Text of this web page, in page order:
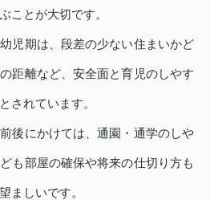
ことが大切です。
児期は、段差の少ない住まいかど
距離など、安全面と育児のしやす
されています。
後にかけては、通園・通学のしや
も部屋の確保や将来の仕切り方も
ましいです。